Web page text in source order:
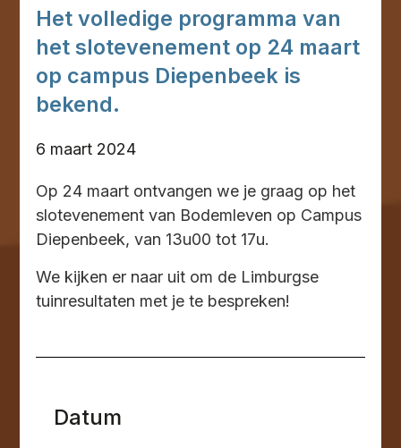
Het volledige programma van
het slotevenement op 24 maart
op campus Diepenbeek is
bekend.
6 maart 2024
Op 24 maart ontvangen we je graag op het
slotevenement van Bodemleven op Campus
Diepenbeek, van 13u00 tot 17u.
We kijken er naar uit om de Limburgse
tuinresultaten met je te bespreken!
Datum